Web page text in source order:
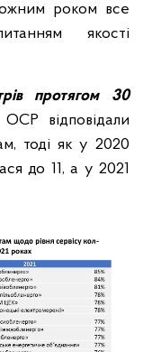
роком все
якості
протягом 30
відповідали
тоді як у 2020
до 11, а у 2021